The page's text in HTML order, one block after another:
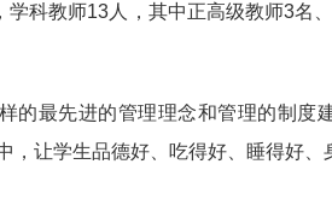
科教师13人，其中正高级教师3名
的最先进的管理理念和管理的制度
让学生品德好、吃得好、睡得好、